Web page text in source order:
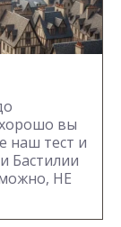
вы
наш тест и
Бастилии
НЕ